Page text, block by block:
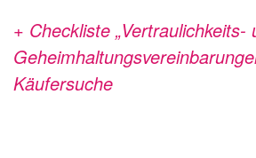
+ Checkliste „Vertraulichkeits-
Käufersuche